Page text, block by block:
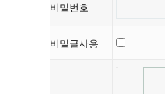
비밀번호
비밀글사용